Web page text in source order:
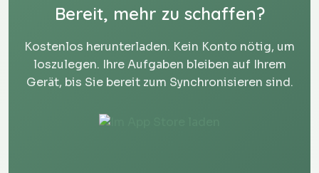
Bereit, mehr zu schaffen?
Kostenlos herunterladen. Kein Konto nötig, um
loszulegen. Ihre Aufgaben bleiben auf Ihrem
Gerät, bis Sie bereit zum Synchronisieren sind.